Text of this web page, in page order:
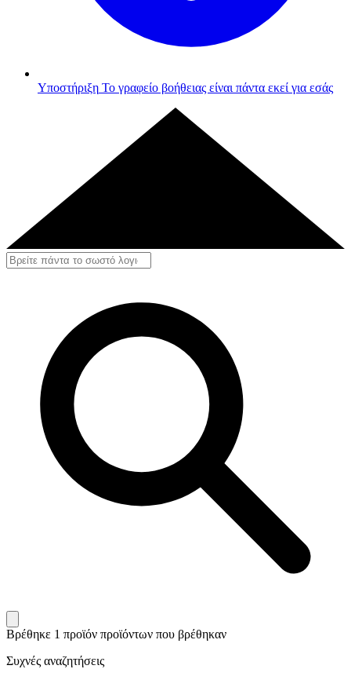
Υποστήριξη Το γραφείο βοήθειας είναι πάντα εκεί για εσάς
Βρέθηκε 1 προϊόν προϊόντων που βρέθηκαν
Συχνές αναζητήσεις